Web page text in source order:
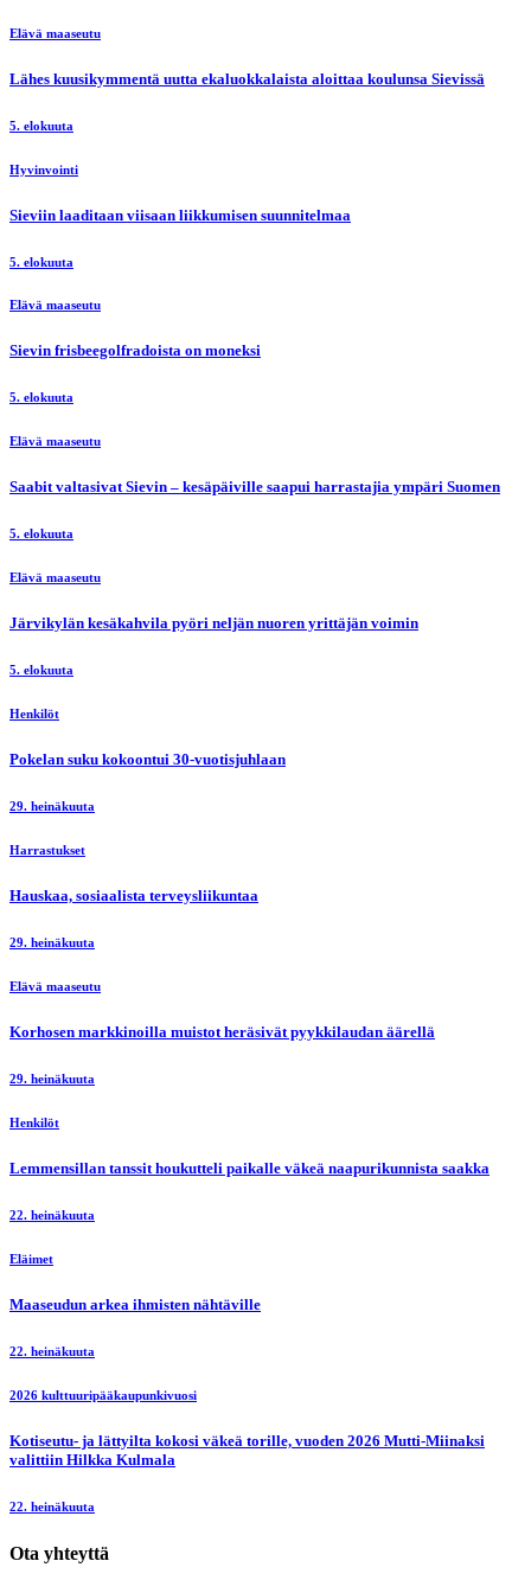
Elävä maaseutu
Lähes kuusikymmentä uutta ekaluokkalaista aloittaa koulunsa Sievissä
5. elokuuta
Hyvinvointi
Sieviin laaditaan viisaan liikkumisen suunnitelmaa
5. elokuuta
Elävä maaseutu
Sievin frisbeegolfradoista on moneksi
5. elokuuta
Elävä maaseutu
Saabit valtasivat Sievin – kesäpäiville saapui harrastajia ympäri Suomen
5. elokuuta
Elävä maaseutu
Järvikylän kesäkahvila pyöri neljän nuoren yrittäjän voimin
5. elokuuta
Henkilöt
Pokelan suku kokoontui 30-vuotisjuhlaan
29. heinäkuuta
Harrastukset
Hauskaa, sosiaalista terveysliikuntaa
29. heinäkuuta
Elävä maaseutu
Korhosen markkinoilla muistot heräsivät pyykkilaudan äärellä
29. heinäkuuta
Henkilöt
Lemmensillan tanssit houkutteli paikalle väkeä naapurikunnista saakka
22. heinäkuuta
Eläimet
Maaseudun arkea ihmisten nähtäville
22. heinäkuuta
2026 kulttuuripääkaupunkivuosi
Kotiseutu- ja lättyilta kokosi väkeä torille, vuoden 2026 Mutti-Miinaksi
valittiin Hilkka Kulmala
22. heinäkuuta
Ota yhteyttä